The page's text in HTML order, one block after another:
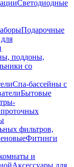
Светодиодные
Подарочные
поддоны,
со
Спа-бассейны с
Бытовые
фильтров,
Фитинги
и
Аксессуары для